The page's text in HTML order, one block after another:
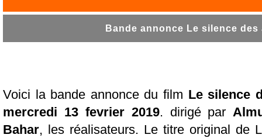
Bande annonce Le silence
Voici la bande annonce du film Le silence
mercredi 13 fevrier 2019. dirigé par
Bahar, les réalisateurs. Le titre original de